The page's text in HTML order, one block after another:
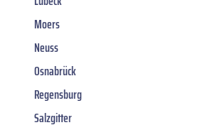
Moers
Neuss
Osnabrück
Regensburg
Salzgitter